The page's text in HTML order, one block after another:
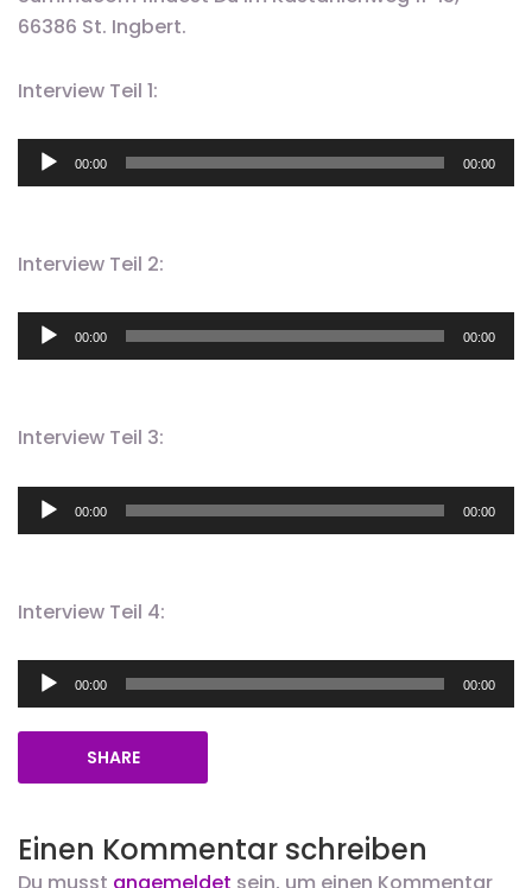
66386 St. Ingbert.
Interview Teil 1:
Audio-
Player
00:00 00:00
Interview Teil 2:
Audio-
Player
00:00 00:00
Interview Teil 3:
Audio-
Player
00:00 00:00
Interview Teil 4:
Audio-
Player
00:00 00:00
SHARE
Einen Kommentar schreiben
Du musst angemeldet sein, um einen Kommentar